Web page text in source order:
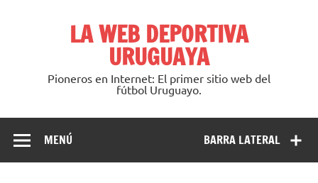
LA WEB DEPORTIVA
URUGUAYA
Pioneros en Internet: El primer sitio web del
fútbol Uruguayo.
BARRA LATERAL
MENÚ